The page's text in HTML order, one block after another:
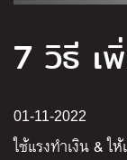
7 วิธี เ
01-11-2022
ใช้แรงทำเงิน&ใ